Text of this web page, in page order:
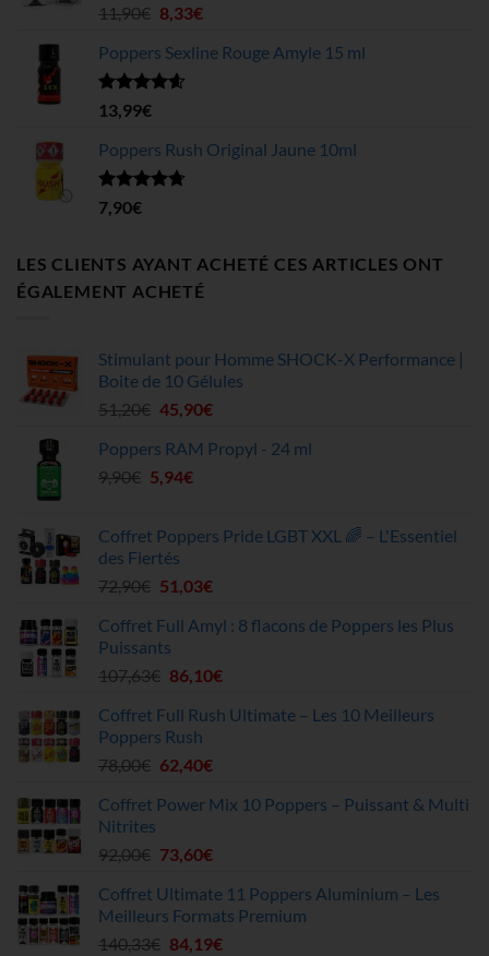
Note4.63
11,90€ Le
initial
était :
8,33€Le
actuel
Poppers Sexline Rouge Amyle 15 ml
Note4.58
sur 5
13,99€
Poppers Rush Original Jaune 10ml
Note4.67
sur 5
7,90€
LES CLIENTS AYANT ACHETÉ CES ARTICLES ONT
ÉGALEMENT ACHETÉ
Stimulant pour Homme SHOCK-X Performance |
Boite de 10 Gélules
51,20€ Le
initial
était :
45,90€Le
actuel
Poppers RAM Propyl - 24 ml
9,90€ Le
était :
9,90€.
5,94€Le
est :
Coffret Poppers Pride LGBT XXL 🌈 – L'Essentiel
des Fiertés
72,90€ Le
initial
était :
72,90€.
51,03€Le
actuel
51,03€.
Coffret Full Amyl : 8 flacons de Poppers les Plus
Puissants
107,63€ Le
initial
était :
107,63€.
86,10€Le
actuel
Coffret Full Rush Ultimate – Les 10 Meilleurs
Poppers Rush
78,00€ Le
initial
78,00€.
62,40€Le
actuel
62,40€.
Coffret Power Mix 10 Poppers – Puissant & Multi
Nitrites
92,00€ Le
initial
était :
92,00€.
73,60€Le
actuel
est :
73,60€.
Coffret Ultimate 11 Poppers Aluminium – Les
Meilleurs Formats Premium
140,33€ Le
84,19€Le